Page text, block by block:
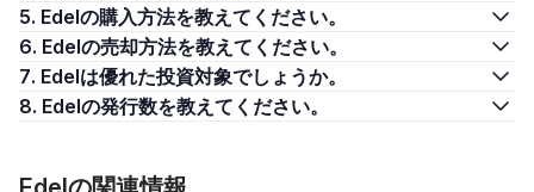
5. Edelの購入方法を教えてください。
6. Edelの売却方法を教えてください。
7. Edelは優れた投資対象でしょうか。
8. Edelの発行数を教えてください。